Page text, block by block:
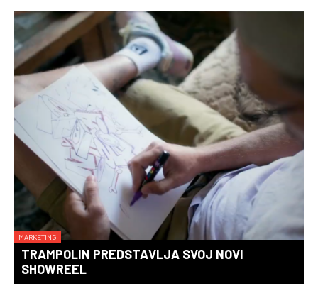
MARKETING
TRAMPOLIN PREDSTAVLJA SVOJ NOVI
SHOWREEL